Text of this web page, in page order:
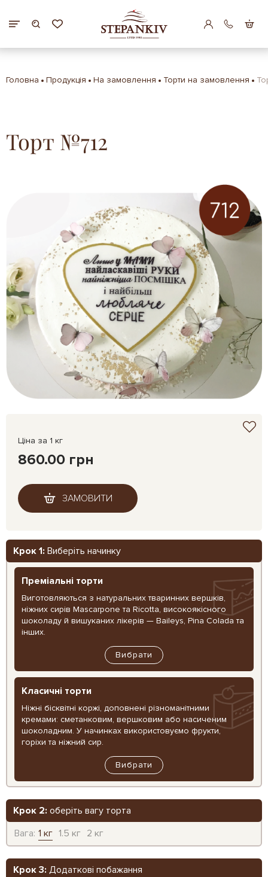
Головна Продукція На замовлення Торти на замовлення
Торт №712
Ціна за 1 кг
860.00 грн
ЗАМОВИТИ
Крок 1: Виберіть начинку
Преміальні торти
Виготовляються з натуральних тваринних вершків,
ніжних сирів Mascarpone та Ricotta, високоякісного
шоколаду й вишуканих лікерів — Baileys, Pina Colada та
інших.
Вибрати
Класичні торти
Ніжні бісквітні коржі, доповнені різноманітними
кремами: сметанковим, вершковим або насиченим
шоколадним. У начинках використовуємо фрукти,
горіхи та ніжний сир.
Вибрати
Крок 2: оберіть вагу торта
Вага: 1 кг 1.5 кг 2 кг
Крок 3: Додаткові побажання